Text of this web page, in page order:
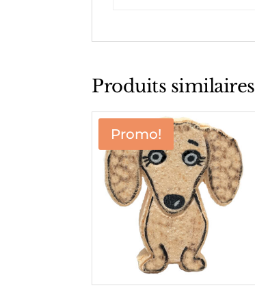
Produits similaires
Promo!